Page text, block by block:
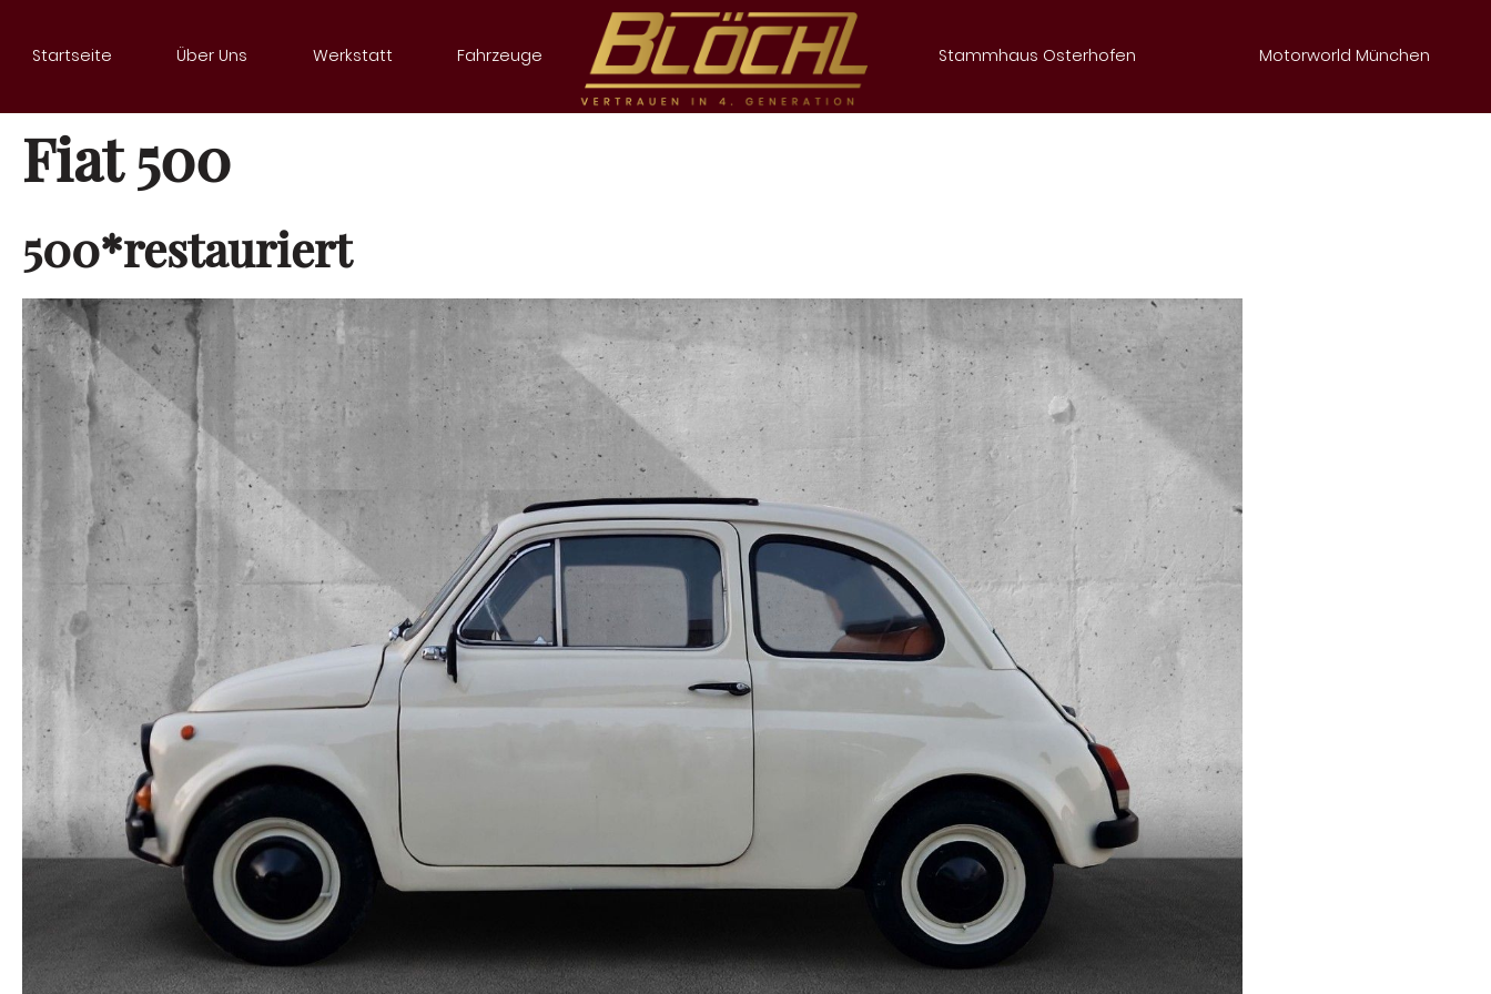
Startseite Über Uns Werkstatt Fahrzeuge Stammhaus Osterhofen Motorworld München
Fiat 500
500*restauriert